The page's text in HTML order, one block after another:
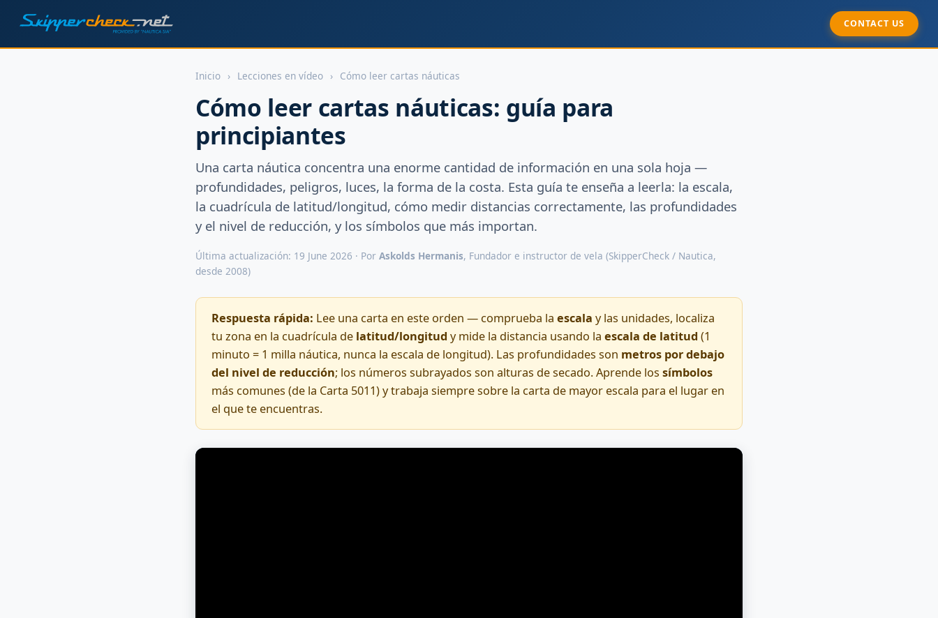
CONTACT US
Inicio › Lecciones en vídeo › Cómo leer cartas náuticas
Cómo leer cartas náuticas: guía para
principiantes
Una carta náutica concentra una enorme cantidad de información en una sola hoja —
profundidades, peligros, luces, la forma de la costa. Esta guía te enseña a leerla: la escala,
la cuadrícula de latitud/longitud, cómo medir distancias correctamente, las profundidades
y el nivel de reducción, y los símbolos que más importan.
Última actualización: 19 June 2026 · Por Askolds Hermanis, Fundador e instructor de vela (SkipperCheck / Nautica,
desde 2008)
Respuesta rápida: Lee una carta en este orden — comprueba la escala y las unidades, localiza
tu zona en la cuadrícula de latitud/longitud y mide la distancia usando la escala de latitud (1
minuto = 1 milla náutica, nunca la escala de longitud). Las profundidades son metros por debajo
del nivel de reducción; los números subrayados son alturas de secado. Aprende los símbolos
más comunes (de la Carta 5011) y trabaja siempre sobre la carta de mayor escala para el lugar en
el que te encuentras.